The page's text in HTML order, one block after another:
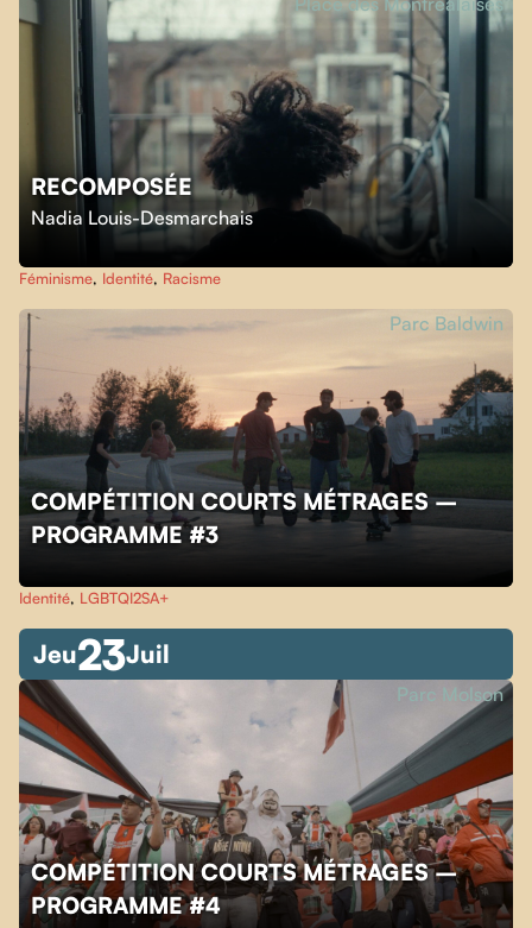
RECOMPOSÉE
Nadia Louis-Desmarchais
Féminisme, Identité, Racisme
COMPÉTITION COURTS MÉTRAGES –
PROGRAMME #3
Parc Baldwin
Identité, LGBTQI2SA+
Jeu23Juil
COMPÉTITION COURTS MÉTRAGES –
PROGRAMME #4
Parc Molson